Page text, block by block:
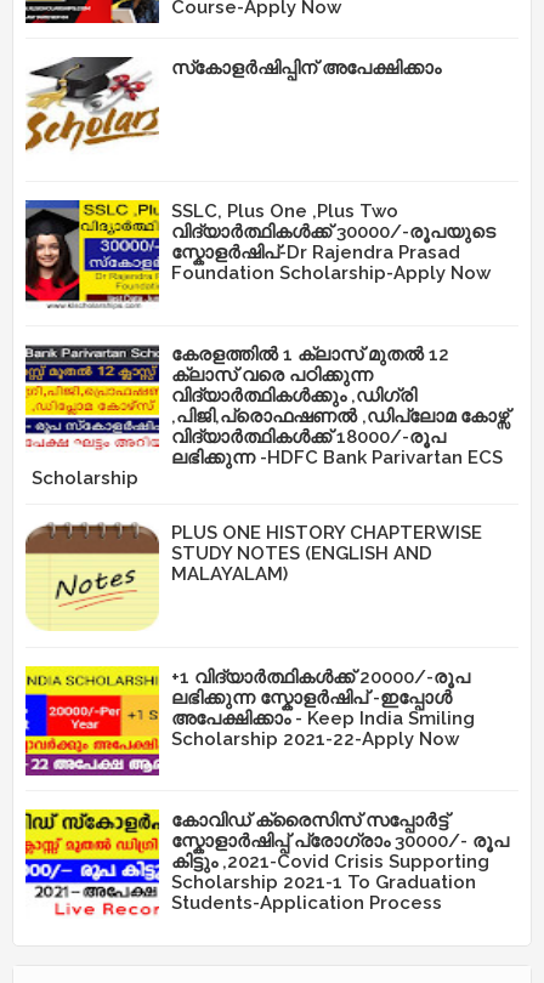
Course-Apply Now
സ്‌കോളർഷിപ്പിന് അപേക്ഷിക്കാം
SSLC, Plus One ,Plus Two
വിദ്യാർത്ഥികൾക്ക് 30000/-രൂപയുടെ
സ്കോളർഷിപ്-Dr Rajendra Prasad
Foundation Scholarship-Apply Now
കേരളത്തിൽ 1 ക്ലാസ് മുതൽ 12
ക്ലാസ് വരെ പഠിക്കുന്ന
വിദ്യാർത്ഥികൾക്കും ,ഡിഗ്രി
,പിജി,പ്രൊഫഷണൽ ,ഡിപ്ലോമ കോഴ്സ്
വിദ്യാർത്ഥികൾക്ക് 18000/-രൂപ
ലഭിക്കുന്ന -HDFC Bank Parivartan ECS
Scholarship
PLUS ONE HISTORY CHAPTERWISE
STUDY NOTES (ENGLISH AND
MALAYALAM)
+1 വിദ്യാർത്ഥികൾക്ക് 20000/-രൂപ
ലഭിക്കുന്ന സ്കോളർഷിപ് -ഇപ്പോൾ
അപേക്ഷിക്കാം - Keep India Smiling
Scholarship 2021-22-Apply Now
കോവിഡ് ക്രൈസിസ് സപ്പോർട്ട്
സ്കോളാർഷിപ്പ് പ്രോഗ്രാം 30000/- രൂപ
കിട്ടും ,2021-Covid Crisis Supporting
Scholarship 2021-1 To Graduation
Students-Application Process